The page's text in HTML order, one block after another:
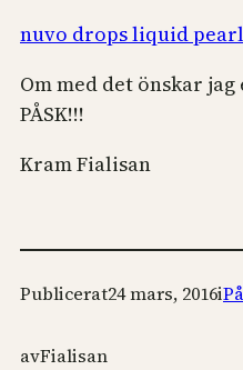
nuvo drops liquid
Om med det önskar
PÅSK!!!
Kram Fialisan
Publicerat24 mars, 2016i
avFialisan